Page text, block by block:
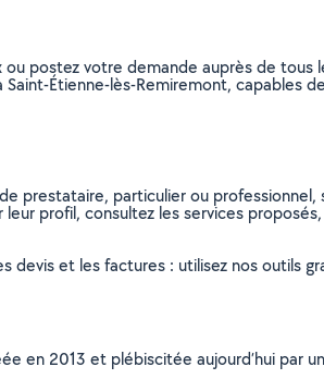
postez votre demande auprès de
Étienne-lès-Remiremont, capables
prestataire, particulier ou professionnel,
profil, consultez les services
devis et les factures : utilisez nos outils
en 2013 et plébiscitée aujourd’hui par